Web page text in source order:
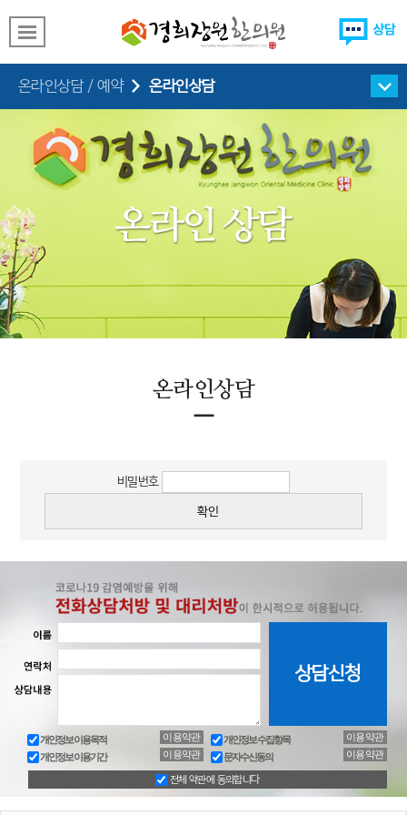
온라인상담 / 예약 온라인상담
온라인상담
온라인상담
ㅡ
비밀번호
개인정보 이용목적 이용약관 개인정보 수집항목
이용약관
개인정보 이용기간
이용약관 문자수신동의 이용약관
전체 약관에 동의합니다